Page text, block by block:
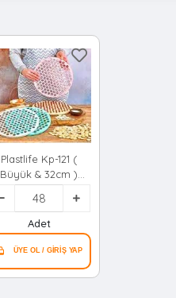
Plastlife Kp-121 (
Büyük & 32cm )
Mantı Kalıbı
Plastik*48=k
Adet